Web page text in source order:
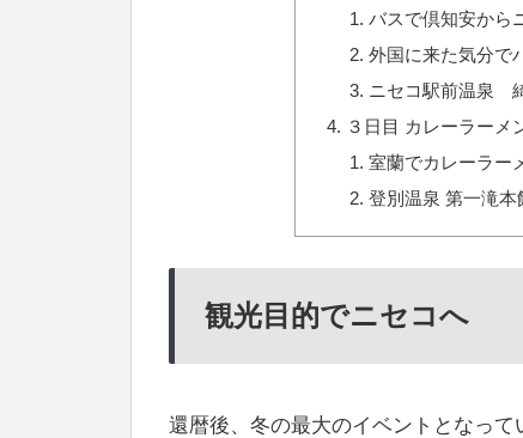
バスで倶知安から
外国に来た気分で
ニセコ駅前温泉
３日目 カレーラーメ
室蘭でカレーラ
登別温泉 第一滝本
観光目的でニセコへ
還暦後、冬の最大のイベントとなって